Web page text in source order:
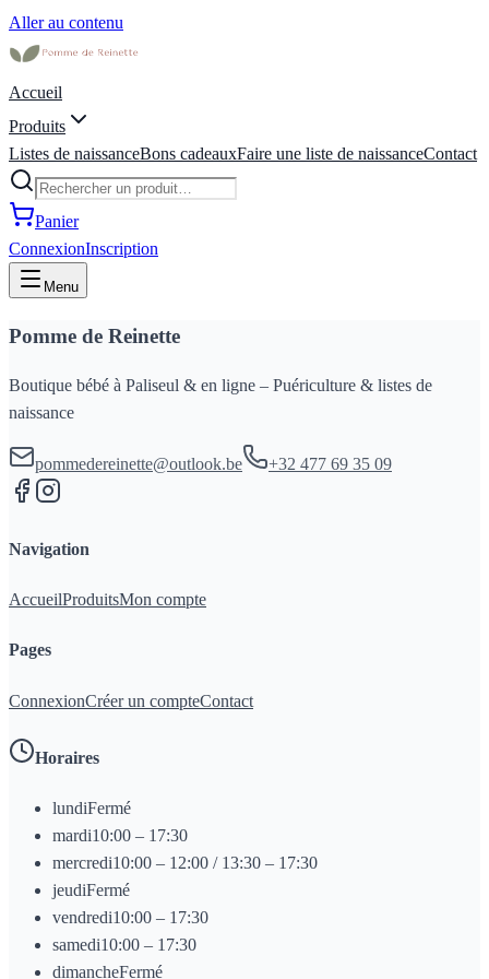
Aller au contenu
Accueil
Produits
Listes de naissanceBons cadeauxFaire une liste de naissanceContact
Panier
ConnexionInscription
Menu
Pomme de Reinette
Boutique bébé à Paliseul & en ligne – Puériculture & listes de
naissance
pommedereinette@outlook.be +32 477 69 35 09
Navigation
AccueilProduitsMon compte
Pages
ConnexionCréer un compteContact
Horaires
lundiFermé
mardi10:00 – 17:30
mercredi10:00 – 12:00 / 13:30 – 17:30
jeudiFermé
vendredi10:00 – 17:30
samedi10:00 – 17:30
dimancheFermé